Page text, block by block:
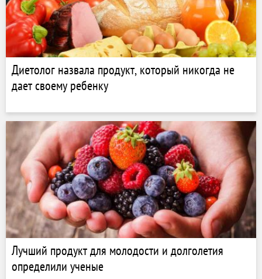
Диетолог назвала продукт, который никогда не
дает своему ребенку
Лучший продукт для молодости и долголетия
определили ученые